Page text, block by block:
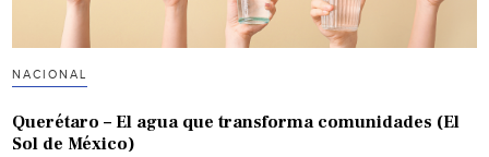
NACIONAL
Querétaro – El agua que transforma comunidades (El
Sol de México)